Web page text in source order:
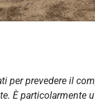
per prevedere il
È particolarmente